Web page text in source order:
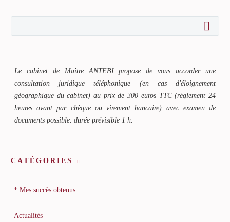
Le cabinet de Maître ANTEBI propose de vous accorder une
consultation juridique téléphonique (en cas d'éloignement
géographique du cabinet) au prix de 300 euros TTC (règlement 24
heures avant par chèque ou virement bancaire) avec examen de
documents possible. durée prévisible 1 h.
CATÉGORIES
* Mes succès obtenus
Actualités